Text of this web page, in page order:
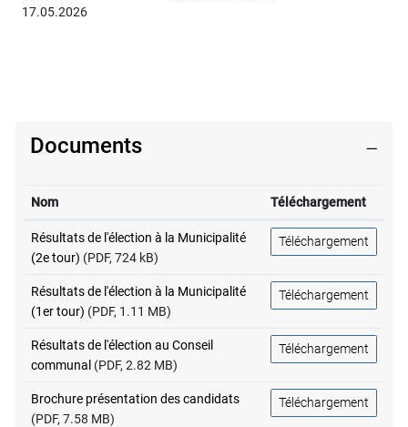
17.05.2026
Documents
Nom Téléchargement
Résultats de l'élection à la Municipalité
(2e tour) (PDF, 724 kB)
Téléchargement
Résultats de l'élection à la Municipalité
(1er tour) (PDF, 1.11 MB)
Téléchargement
Résultats de l'élection au Conseil
communal (PDF, 2.82 MB)
Téléchargement
Brochure présentation des candidats
(PDF, 7.58 MB)
Téléchargement